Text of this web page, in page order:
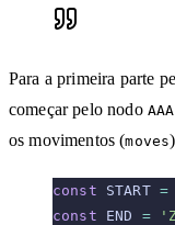
Para a primeira parte
começar pelo nodo AAA
os movimentos (moves
const START =
const END =